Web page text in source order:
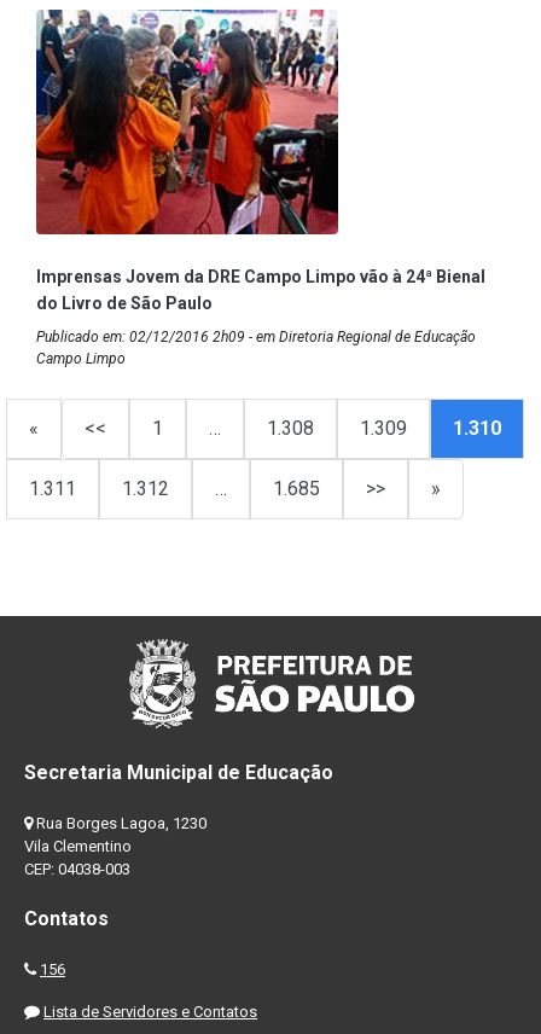
Imprensas Jovem da DRE Campo Limpo vão à 24ª Bienal
do Livro de São Paulo
Publicado em: 02/12/2016 2h09 - em Diretoria Regional de Educação
Campo Limpo
« << 1 … 1.308 1.309 1.310
1.311 1.312 … 1.685 >> »
Secretaria Municipal de Educação
Rua Borges Lagoa, 1230
Vila Clementino
CEP: 04038-003
Contatos
156
Lista de Servidores e Contatos